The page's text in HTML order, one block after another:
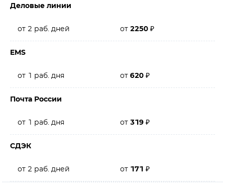
Деловые линии
от 2 раб. дней от 2250 ₽
EMS
от 1 раб. дня от 620 ₽
Почта России
от 1 раб. дня от 319 ₽
СДЭК
от 2 раб. дней от 171 ₽